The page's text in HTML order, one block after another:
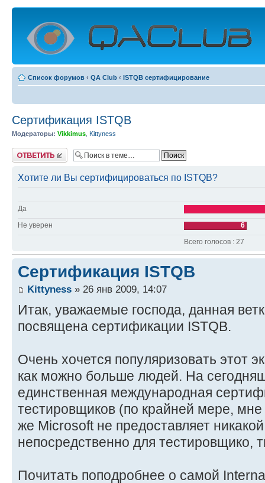
Список форумов ‹ QA Club ‹ ISTQB сертифицирование
Сертификация ISTQB
Модераторы: Vikkimus Kittyness
Ответить
Хотите ли Вы сертифицироваться по ISTQB?
Да
Не уверен
6
Всего голосов : 27
Сертификация ISTQB
Kittyness » 26 янв 2009, 14:07
Итак, уважаемые господа, данная
посвящена сертификации ISTQB.
Очень хочется популяризовать этот
как можно больше людей. На
единственная международная
тестировщиков (по крайней мере,
же Microsoft не предоставляет
непосредственно для тестировщико,
Почитать поподробнее о самой